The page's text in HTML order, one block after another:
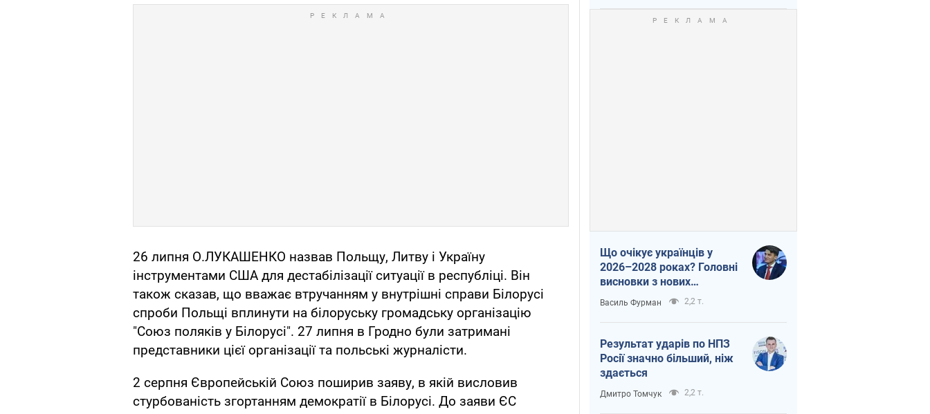
26 липня О.ЛУКАШЕНКО назвав Польщу, Литву і Україну
інструментами США для дестабілізації ситуації в республіці. Він
також сказав, що вважає втручанням у внутрішні справи Білорусі
спроби Польщі вплинути на білоруську громадську організацію
"Союз поляків у Білорусі". 27 липня в Гродно були затримані
представники цієї організації та польські журналісти.
2 серпня Європейській Союз поширив заяву, в якій висловив
стурбованість згортанням демократії в Білорусі. До заяви ЄС
Що очікує українців у
2026–2028 роках? Головні
висновки з нових
прогнозів від НБУ
Василь Фурман 2,2 т.
Результат ударів по НПЗ
Росії значно більший, ніж
здається
Дмитро Томчук 2,2 т.